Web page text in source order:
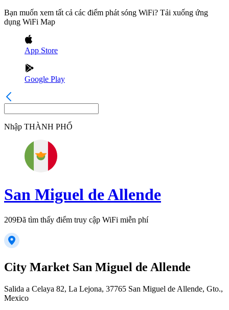
Bạn muốn xem tất cả các điểm phát sóng WiFi? Tải xuống ứng
dụng WiFi Map
App Store
Google Play
Nhập THÀNH PHỐ
San Miguel de Allende
209Đã tìm thấy điểm truy cập WiFi miễn phí
City Market San Miguel de Allende
Salida a Celaya 82, La Lejona, 37765 San Miguel de Allende, Gto.,
Mexico